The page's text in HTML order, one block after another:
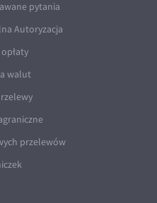
pytania
Autoryzacja
walut
przelewów